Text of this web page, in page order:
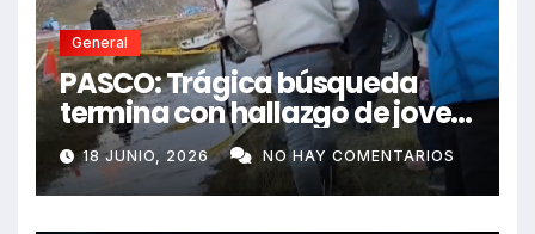
General
PASCO: Trágica búsqueda
termina con hallazgo de joven
sin vida en Rancas
18 JUNIO, 2026 NO HAY COMENTARIOS